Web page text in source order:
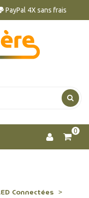
PayPal 4X sans frais
0
Connectées